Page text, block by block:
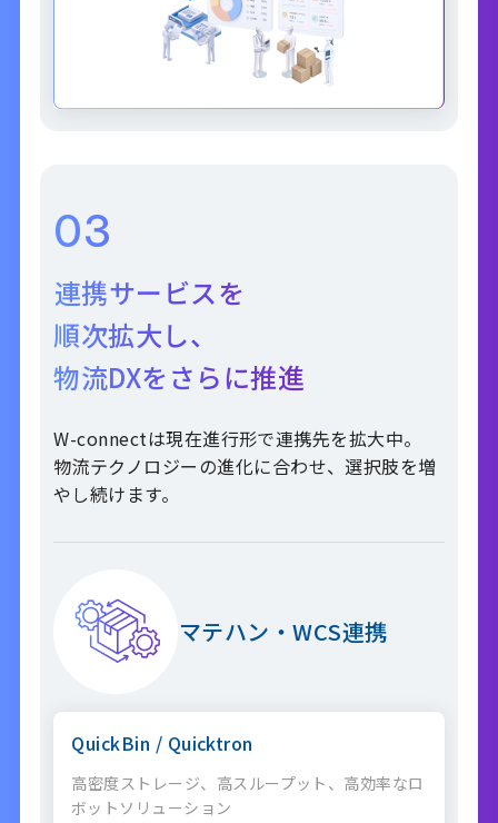
03
連携サービスを
順次拡大し、
物流DXをさらに推進
W-connectは現在進行形で連携先を拡大中。
物流テクノロジーの進化に合わせ、選択肢を増
やし続けます。
マテハン・WCS連携
QuickBin / Quicktron
高密度ストレージ、高スループット、高効率なロ
ボットソリューション